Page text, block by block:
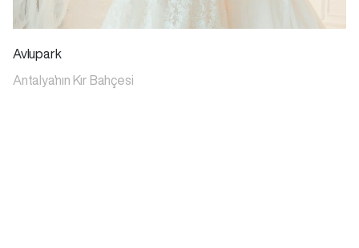
Avlupark
Antalya'nın Kır Bahçesi